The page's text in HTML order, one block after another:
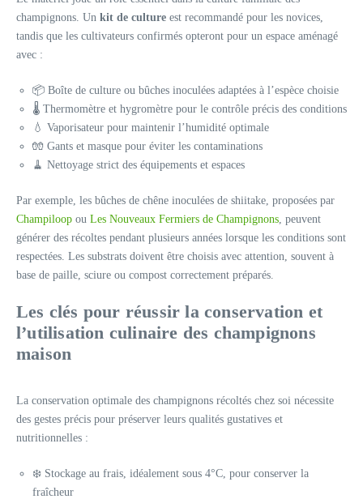
champignons. Un kit de culture est recommandé pour les novices,
tandis que les cultivateurs confirmés opteront pour un espace aménagé
avec :
📦 Boîte de culture ou bûches inoculées adaptées à l’espèce choisie
🌡 Thermomètre et hygromètre pour le contrôle précis des conditions
💧 Vaporisateur pour maintenir l’humidité optimale
🧤 Gants et masque pour éviter les contaminations
🧹 Nettoyage strict des équipements et espaces
Par exemple, les bûches de chêne inoculées de shiitake, proposées par
Champiloop ou Les Nouveaux Fermiers de Champignons, peuvent
générer des récoltes pendant plusieurs années lorsque les conditions sont
respectées. Les substrats doivent être choisis avec attention, souvent à
base de paille, sciure ou compost correctement préparés.
Les clés pour réussir la conservation et
l’utilisation culinaire des champignons
maison
La conservation optimale des champignons récoltés chez soi nécessite
des gestes précis pour préserver leurs qualités gustatives et
nutritionnelles :
❄️ Stockage au frais, idéalement sous 4°C, pour conserver la
fraîcheur